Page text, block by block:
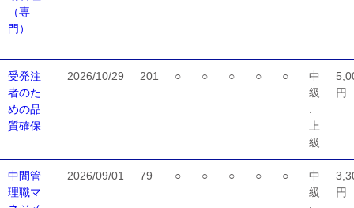
（専
門）
受発注
者のた
めの品
質確保
2026/10/29 201 ○ ○ ○ ○ ○
中
級
:
上
級
円
中間管
理職マ
2026/09/01 79 ○ ○ ○ ○ ○
中
級
円